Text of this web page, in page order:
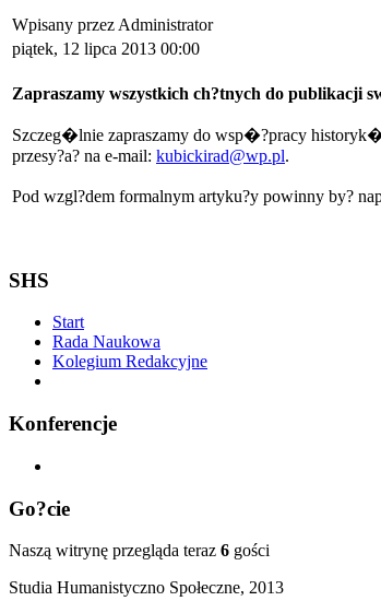
Wpisany przez Administrator
piątek, 12 lipca 2013 00:00
Zapraszamy wszystkich ch?tnych do
Szczeg�lnie zapraszamy do wsp�?pracy
przesy?a? na e-mail: kubickirad@wp.pl.
Pod wzgl?dem formalnym artyku?y powinny by?
SHS
Start
Rada Naukowa
Kolegium Redakcyjne
Konferencje
Go?cie
Naszą witrynę przegląda teraz 6 gości
Studia Humanistyczno Społeczne, 2013